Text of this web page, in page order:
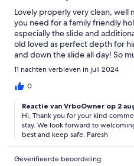
Lovely properly very clean, well
you need for a family friendly
especially the slide and
old loved as perfect depth for
and down the slide all day! So
doubt!
11 nachten verbleven in juli 2024
0
Reactie van VrboOwner op 2
Hi, Thank you for your kind
stay. We look forward to
best and keep safe. Paresh
Geverifieerde beoordeling